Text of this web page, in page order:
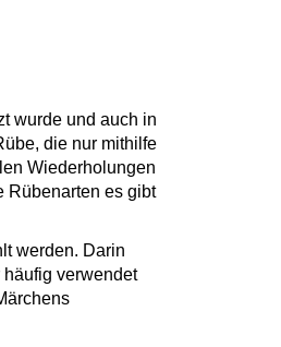
wurde und auch in
die nur mithilfe
Wiederholungen
Rübenarten es gibt
werden. Darin
verwendet